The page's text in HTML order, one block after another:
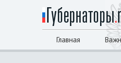
Главная